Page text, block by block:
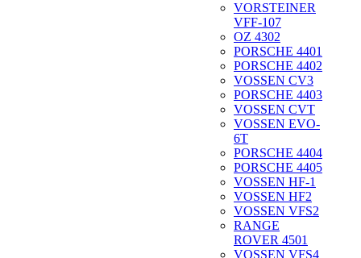
VORSTEINER
VFF-107
OZ 4302
PORSCHE 4401
PORSCHE 4402
VOSSEN CV3
PORSCHE 4403
VOSSEN CVT
VOSSEN EVO-
6T
PORSCHE 4404
PORSCHE 4405
VOSSEN HF-1
VOSSEN HF2
VOSSEN VFS2
RANGE
ROVER 4501
VOSSEN VFS4